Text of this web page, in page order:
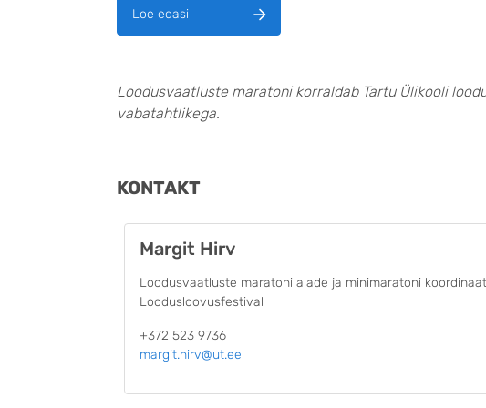
Loe edasi
Loodusvaatluste maratoni korraldab Tartu Ülikooli
vabatahtlikega.
KONTAKT
Margit Hirv
Loodusvaatluste maratoni alade ja minimaratoni
Loodusloovusfestival
+372 523 9736
margit.hirv@ut.ee